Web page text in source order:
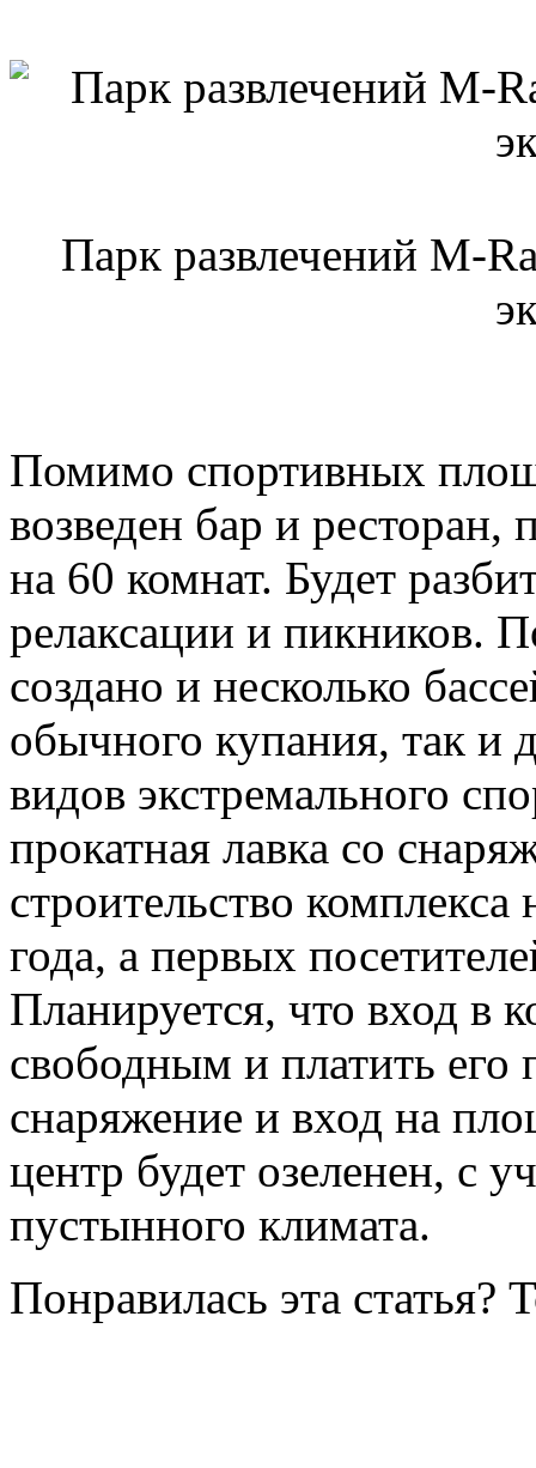
Парк развлечений M-
Помимо спортивных
возведен бар и ресторан,
на 60 комнат. Будет
релаксации и пикников.
создано и несколько
обычного купания, так и
видов экстремального
прокатная лавка со
строительство
года, а первых
Планируется, что вход в
свободным и платить его
снаряжение и вход на
центр будет озеленен, с
пустынного климата.
Понравилась эта статья?